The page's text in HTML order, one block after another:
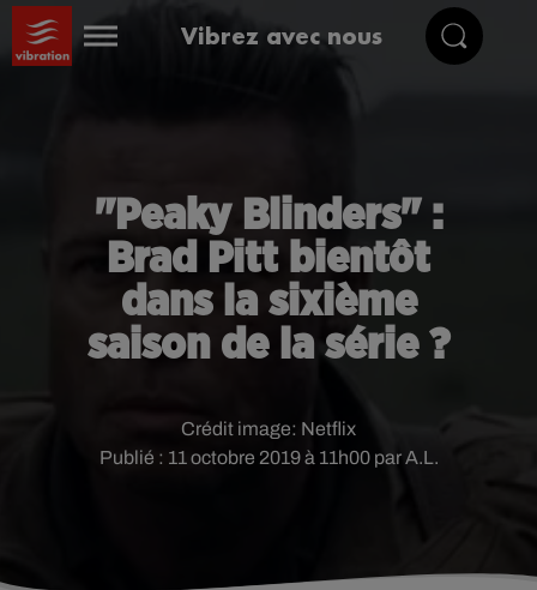
Vibrez avec nous
"Peaky Blinders" :
Brad Pitt bientôt
dans la sixième
saison de la série ?
Publié : 11 octobre 2019 à 11h00 par A.L.
Crédit image: Netflix